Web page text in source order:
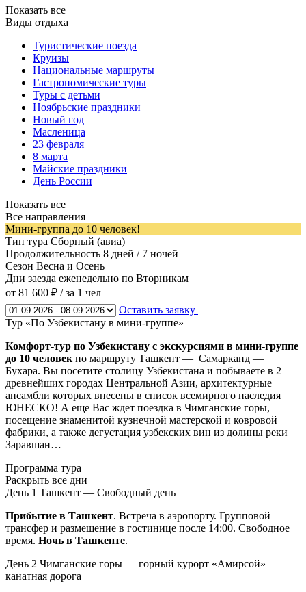
Показать все
Виды отдыха
Туристические поезда
Круизы
Национальные маршруты
Гастрономические туры
Туры с детьми
Ноябрьские праздники
Новый год
Масленица
23 февраля
8 марта
Майские праздники
День России
Показать все
Все направления
Мини-группа до 10 человек!
Тип тура Сборный (авиа)
Продолжительность 8 дней / 7 ночей
Сезон Весна и Осень
Дни заезда еженедельно по Вторникам
от 81 600 ₽ / за 1 чел
Оставить заявку
Тур «По Узбекистану в мини-группе»
Комфорт-тур по Узбекистану с экскурсиями в мини-группе
до 10 человек по маршруту Ташкент — Самарканд —
Бухара. Вы посетите столицу Узбекистана и побываете в 2
древнейших городах Центральной Азии, архитектурные
ансамбли которых внесены в список всемирного наследия
ЮНЕСКО! А еще Вас ждет поездка в Чимганские горы,
посещение знаменитой кузнечной мастерской и ковровой
фабрики, а также дегустация узбекских вин из долины реки
Заравшан…
Программа тура
Раскрыть все дни
День 1 Ташкент — Свободный день
Прибытие в Ташкент. Встреча в аэропорту. Групповой
трансфер и размещение в гостинице после 14:00. Свободное
время. Ночь в Ташкенте.
День 2 Чимганские горы — горный курорт «Амирсой» —
канатная дорога